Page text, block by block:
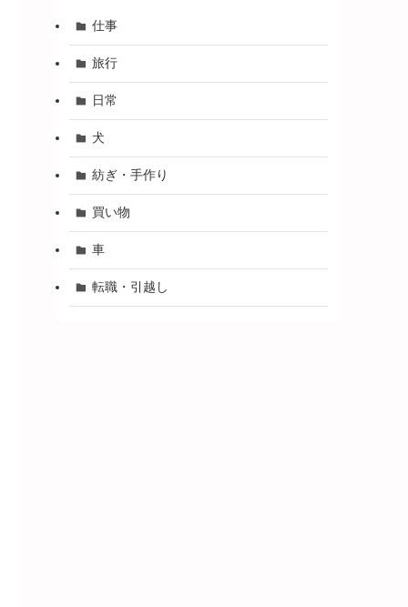
仕事
旅行
日常
犬
紡ぎ・手作り
買い物
車
転職・引越し